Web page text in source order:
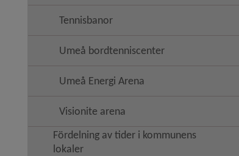
Tennisbanor
Umeå bordtenniscenter
Umeå Energi Arena
Visionite arena
Fördelning av tider i kommunens
lokaler